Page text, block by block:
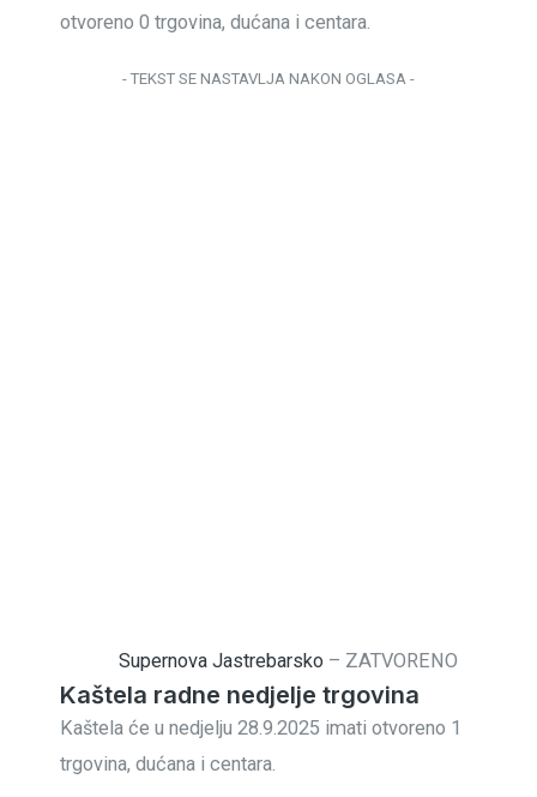
otvoreno 0 trgovina, dućana i centara.
- TEKST SE NASTAVLJA NAKON OGLASA -
Supernova Jastrebarsko – ZATVORENO
Kaštela radne nedjelje trgovina
Kaštela će u nedjelju 28.9.2025 imati otvoreno 1
trgovina, dućana i centara.